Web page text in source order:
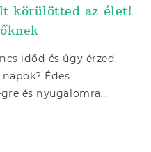
körülötted az élet!
időd és úgy érzed,
Édes
és nyugalomra…